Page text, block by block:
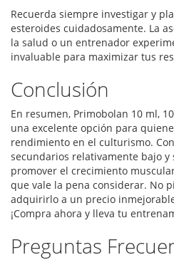
Recuerda siempre investigar y
esteroides cuidadosamente. La
la salud o un entrenador
invaluable para maximizar tus
Conclusión
En resumen, Primobolan 10 ml,
una excelente opción para
rendimiento en el culturismo.
secundarios relativamente bajo y
promover el crecimiento
que vale la pena considerar. No
adquirirlo a un precio
¡Compra ahora y lleva tu
Preguntas